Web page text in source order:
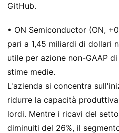
GitHub.
• ON Semiconductor (ON,
pari a 1,45 miliardi di dollari
utile per azione non-GAAP
stime medie.
L'azienda si concentra
ridurre la capacità
lordi. Mentre i ricavi del
diminuiti del 26%, il